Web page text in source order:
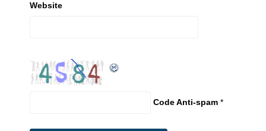
Website
Code Anti-spam *